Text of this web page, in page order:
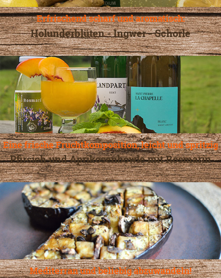
Erfrischend scharf und aromatisch:
Holunderblüten - Ingwer - Schorle
Eine frische Fruchtkomposition, leicht und spritzig
Pfirsich und Aprikosenbowle mit Rosmarin
Mediterran und beliebig abzuwandeln!